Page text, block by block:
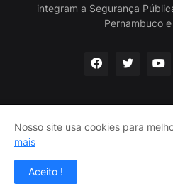
integram a Segurança
Pernambuco
Home Sobre Nós
Nosso site usa cookies para
mais
Aceito !